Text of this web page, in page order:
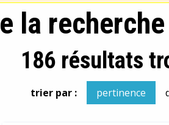
la
186 résultats
trier par : pertinence